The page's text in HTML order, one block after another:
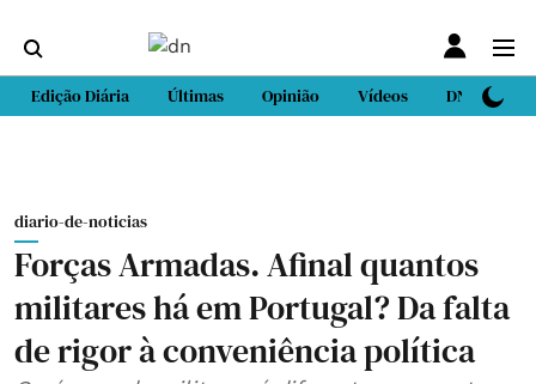
Edição Diária Últimas Opinião Vídeos DN Sport
diario-de-noticias
Forças Armadas. Afinal quantos
militares há em Portugal? Da falta
de rigor à conveniência política